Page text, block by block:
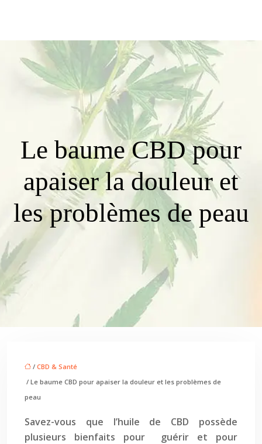
Le baume CBD pour
apaiser la douleur et
les problèmes de peau
/ CBD & Santé
/ Le baume CBD pour apaiser la douleur et les problèmes de
peau
Savez-vous que l’huile de CBD possède
plusieurs bienfaits pour guérir et pour